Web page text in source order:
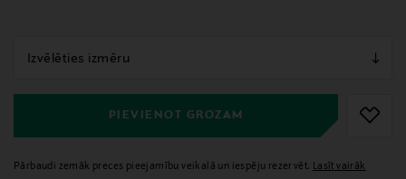
PIEVIENOT GROZAM
Pārbaudi zemāk preces pieejamību veikalā un iespēju rezervēt. Lasīt vairāk